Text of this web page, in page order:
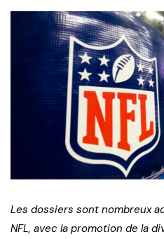
Les dossiers sont nombreux
NFL, avec la promotion de la